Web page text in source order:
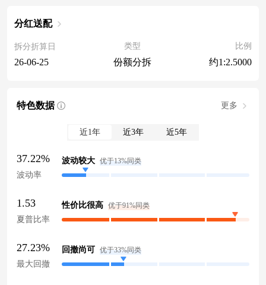
分红送配
拆分折算日
26-06-25
类型
份额分拆
比例
约1:2.5000
特色数据 更多
近1年 近3年 近5年
37.22%
波动率
波动较大 优于13%同类
1.53
夏普比率
性价比很高 优于91%同类
27.23%
最大回撤
回撤尚可 优于33%同类